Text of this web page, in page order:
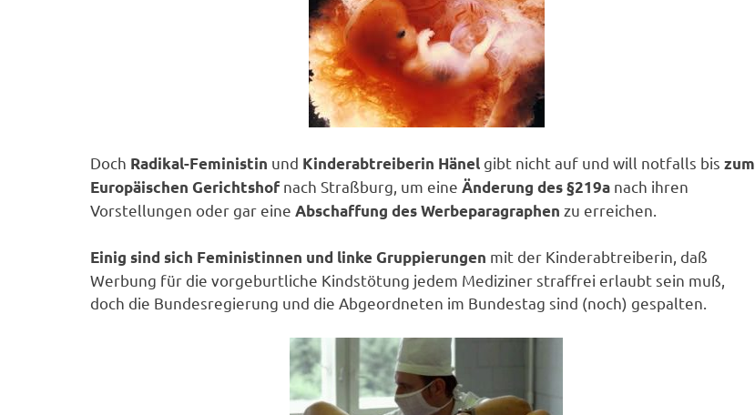
Doch Radikal-Feministin und Kinderabtreiberin Hänel gibt nicht auf und will notfalls biszum
Europäischen Gerichtshofnach Straßburg, um eine Änderung des §219a nach ihren
Vorstellungen oder gar eine Abschaffung des Werbeparagraphen zu erreichen.
Einig sind sich Feministinnen und linke Gruppierungen mit der Kinderabtreiberin, daß
Werbung für die vorgeburtliche Kindstötung jedem Mediziner straffrei erlaubt sein muß,
doch die Bundesregierung und die Abgeordneten im Bundestag sind (noch) gespalten.